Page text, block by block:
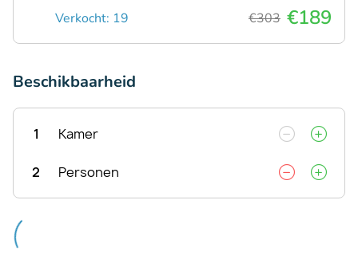
Verkocht: 19 €303 €189
Beschikbaarheid
1 Kamer
2 Personen